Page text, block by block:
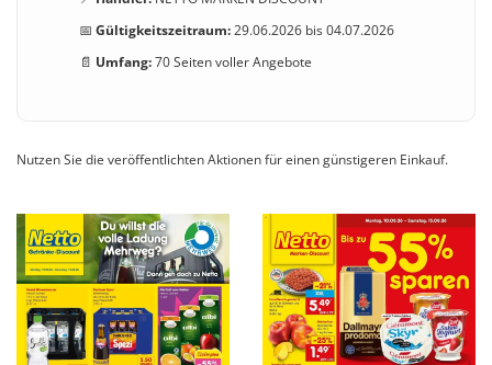
📅 Gültigkeitszeitraum:29.06.2026 bis 04.07.2026
📄 Umfang:70 Seiten voller Angebote
Nutzen Sie die veröffentlichten Aktionen für einen günstigeren Einkauf.